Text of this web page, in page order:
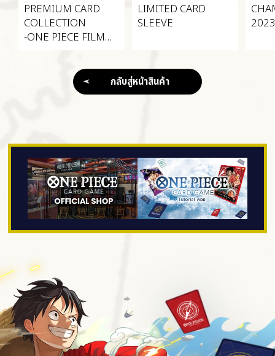
PREMIUM CARD
COLLECTION
-ONE PIECE FILM
LIMITED CARD
SLEEVE
กลับสู่หน้าสินค้า